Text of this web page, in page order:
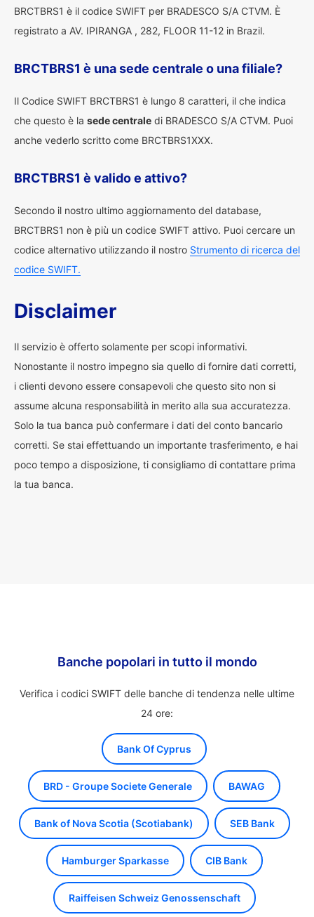
BRCTBRS1 è il codice SWIFT per BRADESCO S/A CTVM. È
registrato a AV. IPIRANGA , 282, FLOOR 11-12 in Brazil.
BRCTBRS1 è una sede centrale o una filiale?
Il Codice SWIFT BRCTBRS1 è lungo 8 caratteri, il che indica
che questo è la sede centrale di BRADESCO S/A CTVM. Puoi
anche vederlo scritto come BRCTBRS1XXX.
BRCTBRS1 è valido e attivo?
Secondo il nostro ultimo aggiornamento del database,
BRCTBRS1 non è più un codice SWIFT attivo. Puoi cercare un
codice alternativo utilizzando il nostro Strumento di ricerca del
codice SWIFT.
Disclaimer
Il servizio è offerto solamente per scopi informativi.
Nonostante il nostro impegno sia quello di fornire dati corretti,
i clienti devono essere consapevoli che questo sito non si
assume alcuna responsabilità in merito alla sua accuratezza.
Solo la tua banca può confermare i dati del conto bancario
corretti. Se stai effettuando un importante trasferimento, e hai
poco tempo a disposizione, ti consigliamo di contattare prima
la tua banca.
Banche popolari in tutto il mondo
Verifica i codici SWIFT delle banche di tendenza nelle ultime
24 ore:
Bank Of Cyprus
BRD - Groupe Societe Generale BAWAG
Bank of Nova Scotia (Scotiabank) SEB Bank
Hamburger Sparkasse CIB Bank
Raiffeisen Schweiz Genossenschaft